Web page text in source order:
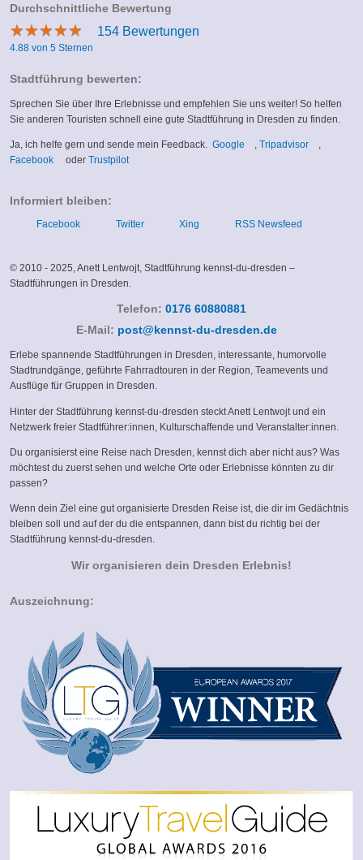
Durchschnittliche Bewertung
★★★★★
★★★★★ 154 Bewertungen
4.88 von 5 Sternen
Stadtführung bewerten:
Sprechen Sie über Ihre Erlebnisse und empfehlen Sie uns weiter! So helfen
Sie anderen Touristen schnell eine gute Stadtführung in Dresden zu finden.
Ja, ich helfe gern und sende mein Feedback.Google (link
,Tripadvisor(link,
Facebook(linkoder Trustpilot(link
Informiert bleiben:
Facebook Twitter Xing RSS Newsfeed
© 2010 - 2025, Anett Lentwojt, Stadtführung kennst-du-dresden –
Stadtführungen in Dresden.
Telefon: 0176 60880881
E-Mail: post@kennst-du-dresden.de(link
e-
mail)
Erlebe spannende Stadtführungen in Dresden, interessante, humorvolle
Stadtrundgänge, geführte Fahrradtouren in der Region, Teamevents und
Ausflüge für Gruppen in Dresden.
Hinter der Stadtführung kennst-du-dresden steckt Anett Lentwojt und ein
Netzwerk freier Stadtführer:innen, Kulturschaffende und Veranstalter:innen.
Du organisierst eine Reise nach Dresden, kennst dich aber nicht aus? Was
möchtest du zuerst sehen und welche Orte oder Erlebnisse könnten zu dir
passen?
Wenn dein Ziel eine gut organisierte Dresden Reise ist, die dir im Gedächtnis
bleiben soll und auf der du die entspannen, dann bist du richtig bei der
Stadtführung kennst-du-dresden.
Wir organisieren dein Dresden Erlebnis!
Auszeichnung: